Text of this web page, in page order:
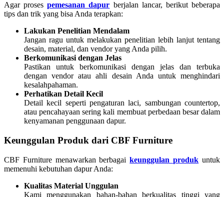
Agar prosespemesanan dapur berjalan lancar, berikut beberapa
tips dan trik yang bisa Anda terapkan:
Lakukan Penelitian Mendalam
Jangan ragu untuk melakukan penelitian lebih lanjut tentang
desain, material, dan vendor yang Anda pilih.
Berkomunikasi dengan Jelas
Pastikan untuk berkomunikasi dengan jelas dan terbuka
dengan vendor atau ahli desain Anda untuk menghindari
kesalahpahaman.
Perhatikan Detail Kecil
Detail kecil seperti pengaturan laci, sambungan countertop,
atau pencahayaan sering kali membuat perbedaan besar dalam
kenyamanan penggunaan dapur.
Keunggulan Produk dari CBF Furniture
CBF Furniture menawarkan berbagaikeunggulan produk untuk
memenuhi kebutuhan dapur Anda:
Kualitas Material Unggulan
Kami menggunakan bahan-bahan berkualitas tinggi yang